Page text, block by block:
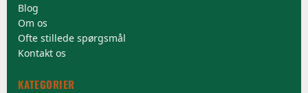
Blog
Om os
Ofte stillede spørgsmål
Kontakt os
KATEGORIER